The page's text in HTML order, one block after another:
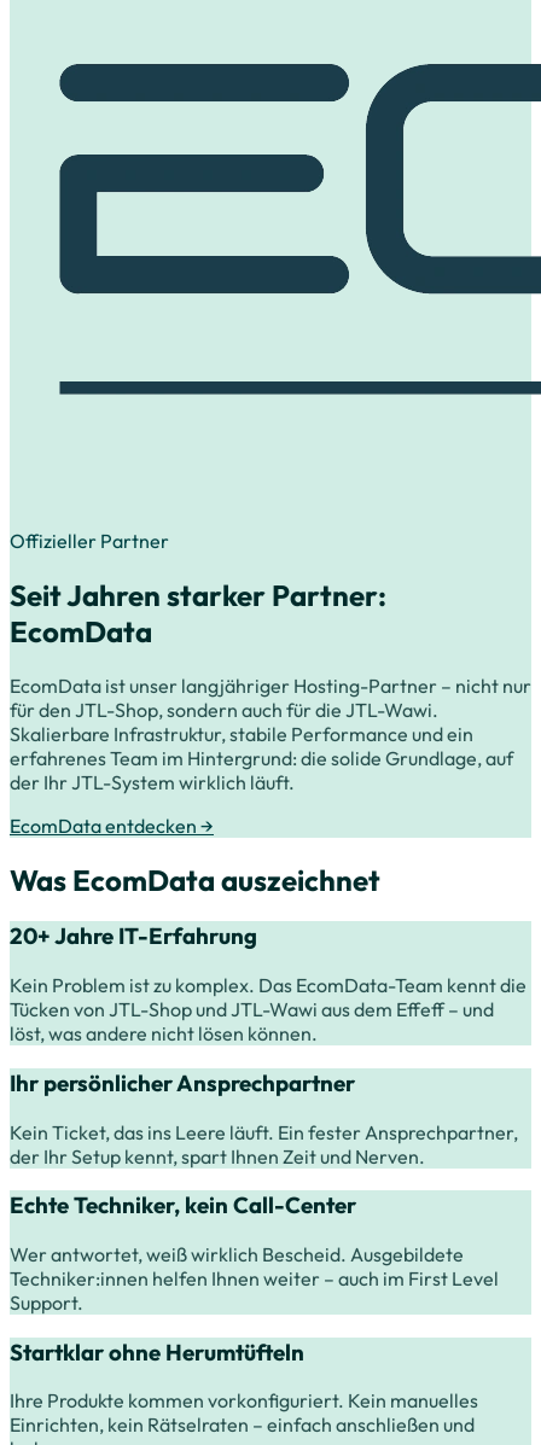
Offizieller Partner
Seit Jahren starker Partner:
EcomData
EcomData ist unser langjähriger Hosting-Partner – nicht nur
für den JTL-Shop, sondern auch für die JTL-Wawi.
Skalierbare Infrastruktur, stabile Performance und ein
erfahrenes Team im Hintergrund: die solide Grundlage, auf
der Ihr JTL-System wirklich läuft.
EcomData entdecken →
Was EcomData auszeichnet
20+ Jahre IT-Erfahrung
Kein Problem ist zu komplex. Das EcomData-Team kennt die
Tücken von JTL-Shop und JTL-Wawi aus dem Effeff – und
löst, was andere nicht lösen können.
Ihr persönlicher Ansprechpartner
Kein Ticket, das ins Leere läuft. Ein fester Ansprechpartner,
der Ihr Setup kennt, spart Ihnen Zeit und Nerven.
Echte Techniker, kein Call-Center
Wer antwortet, weiß wirklich Bescheid. Ausgebildete
Techniker:innen helfen Ihnen weiter – auch im First Level
Support.
Startklar ohne Herumtüfteln
Ihre Produkte kommen vorkonfiguriert. Kein manuelles
Einrichten, kein Rätselraten – einfach anschließen und